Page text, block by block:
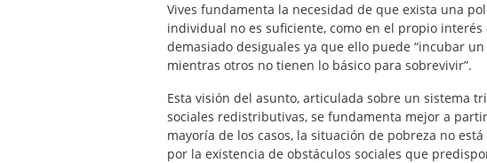
Vives fundamenta la necesidad de que exista una
individual no es suficiente, como en el propio
demasiado desiguales ya que ello puede “incubar
mientras otros no tienen lo básico para sobrevivir”.
Esta visión del asunto, articulada sobre un sistema
sociales redistributivas, se fundamenta mejor a
mayoría de los casos, la situación de pobreza no
por la existencia de obstáculos sociales que